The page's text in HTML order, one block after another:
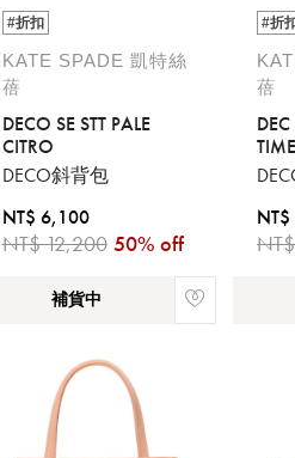
#折扣
KATE SPADE 凱特絲
蓓
DECO SE STT PALE
CITRO
DECO斜背包
NT$ 6,100
NT$ 12,200 50% off
補貨中
#折
蓓